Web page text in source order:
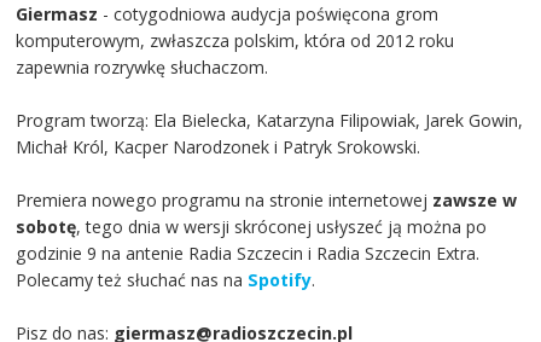
Giermasz - cotygodniowa audycja poświęcona grom
komputerowym, zwłaszcza polskim, która od 2012 roku
zapewnia rozrywkę słuchaczom.
Program tworzą: Ela Bielecka, Katarzyna Filipowiak, Jarek Gowin,
Michał Król, Kacper Narodzonek i Patryk Srokowski.
Premiera nowego programu na stronie internetowej zawsze w
sobotę, tego dnia w wersji skróconej usłyszeć ją można po
godzinie 9 na antenie Radia Szczecin i Radia Szczecin Extra.
Polecamy też słuchać nas na Spotify.
Pisz do nas: giermasz@radioszczecin.pl